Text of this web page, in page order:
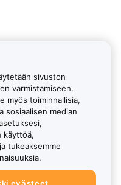
sivuston
varmistamiseen.
myös toiminnallisia,
sosiaalisen median
käyttöä,
tukeaksemme